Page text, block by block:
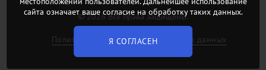
© 2026 Все права защищены.
Политика обработки персональных данных
сайта означает ваше согласие на обработку таких данных.
Я СОГЛАСЕН